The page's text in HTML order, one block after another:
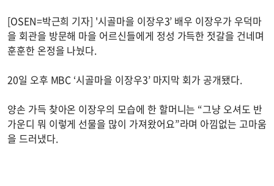
[OSEN=박근희 기자] '시골마을 이장우3’ 배우 이장우가 우덕마
을 회관을 방문해 마을 어르신들에게 정성 가득한 젓갈을 건네며
훈훈한 온정을 나눴다.
20일 오후 MBC ‘시골마을 이장우3’ 마지막 회가 공개됐다.
양손 가득 찾아온 이장우의 모습에 한 할머니는 “그냥 오셔도 반
가운디 뭐 이렇게 선물을 많이 가져왔어요”라며 아낌없는 고마움
을 드러냈다.